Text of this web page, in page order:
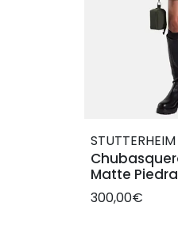
STUTTERHEIM
Matte Piedra
300,00€